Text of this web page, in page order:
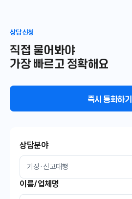
상담 신청
직접 물어봐야
가장 빠르고 정확해요
즉시 통화하기
상담분야
이름/업체명